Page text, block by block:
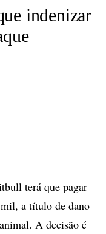
indenizar
terá que pagar
a título de dano
A decisão é